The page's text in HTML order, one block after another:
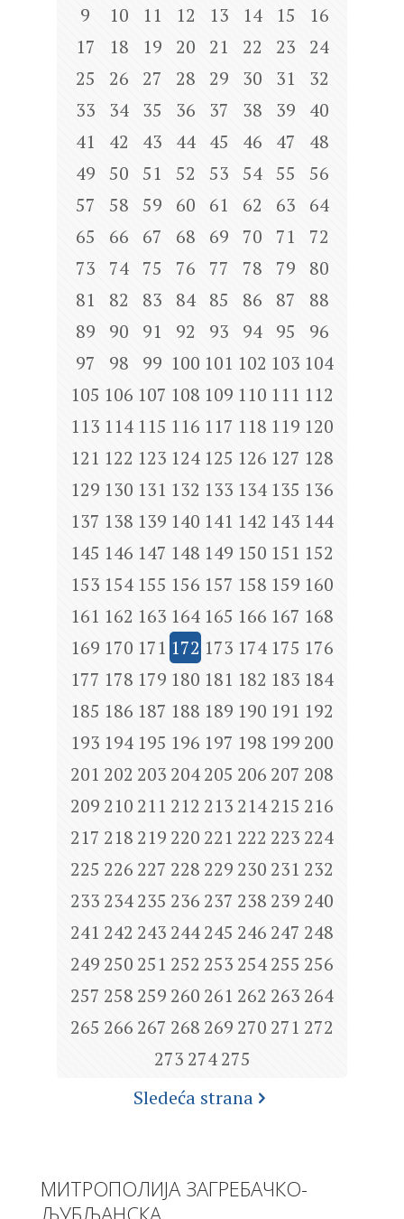
9
10 11 12 13 14 15
16
17
18 19 20 21 22 23
24
25
26 27 28 29 30 31
32
33
34 35 36 37 38 39
40
41
42 43 44 45 46 47
48
49
50 51 52 53 54 55
56
57
58 59 60 61 62 63
64
65
66 67 68 69 70 71
72
73
74 75 76 77 78 79
80
81
82 83 84 85 86 87
88
89
90 91 92 93 94 95
96
97
98 99 100 101 102 103 104
105 106 107 108 109 110 111 112
113 114 115 116 117 118 119 120
121 122 123 124 125 126 127 128
129 130 131 132 133 134 135 136
137 138 139 140 141 142 143 144
145 146 147 148 149 150 151 152
153 154 155 156 157 158 159 160
161 162 163 164 165 166 167 168
169 170 171 172 173 174 175 176
177 178 179 180 181 182 183 184
185 186 187 188 189 190 191 192
193 194 195 196 197 198 199 200
201 202 203 204205 206 207 208
209 210 211 212 213 214215 216
217 218 219 220 221 222 223 224
225 226 227 228 229 230 231 232
233 234235 236 237 238 239 240
241 242 243 244245 246 247 248
249 250 251 252 253 254255 256
257 258 259 260 261 262 263 264
265 266 267 268 269 270 271 272
273 274 275
Sledeća strana
МИТРОПОЛИЈА ЗАГРЕБАЧКО-